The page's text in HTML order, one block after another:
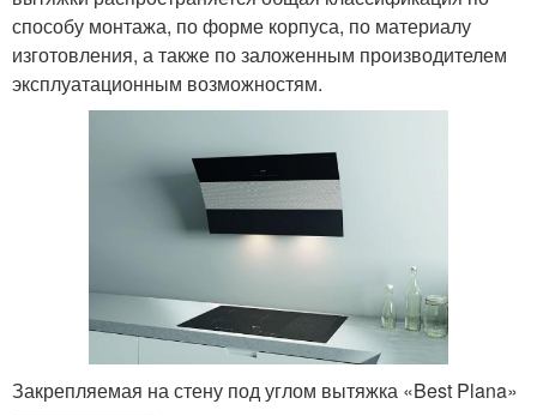
способу монтажа, по форме корпуса, по материалу
изготовления, а также по заложенным производителем
эксплуатационным возможностям.
Закрепляемая на стену под углом вытяжка «Best Plana»